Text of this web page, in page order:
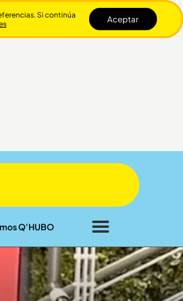
Q’HUBO
Cerrar
Si continúa
Aceptar